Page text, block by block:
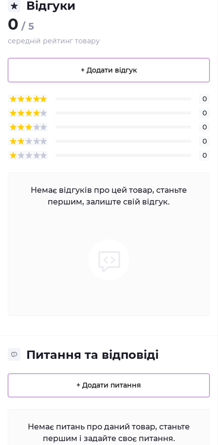
Відгуки
0 / 5
середній рейтинг товару
+ Додати відгук
0
0
0
0
0
Немає відгуків про цей товар, станьте
першим, залиште свій відгук.
Питання та відповіді
+ Додати питання
Немає питань про даний товар, станьте
першим і задайте своє питання.